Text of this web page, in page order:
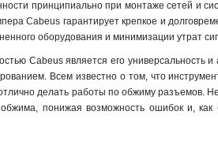
принципиально при монтаже сетей и
Cabeus гарантирует крепкое и
оборудования и минимизации утрат
Cabeus является его универсальность и
Всем известно о том, что
делать работы по обжиму разъемов.
понижая возможность ошибок и, как